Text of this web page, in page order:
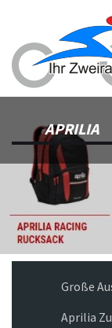
APRILIA
Große
Aprilia